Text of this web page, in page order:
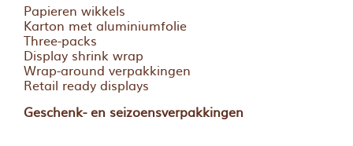
Papieren wikkels
Karton met aluminiumfolie
Three-packs
Display shrink wrap
Wrap-around verpakkingen
Retail ready displays
Geschenk- en seizoensverpakkingen